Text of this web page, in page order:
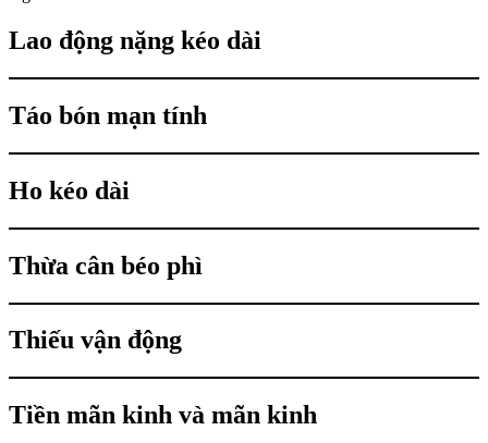
Lao động nặng kéo dài
Táo bón mạn tính
Ho kéo dài
Thừa cân béo phì
Thiếu vận động
Tiền mãn kinh và mãn kinh